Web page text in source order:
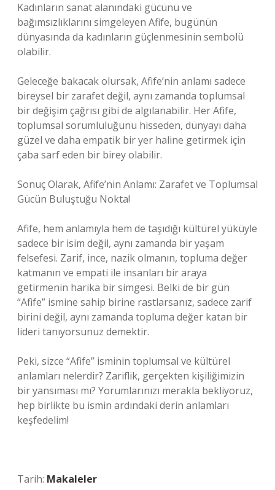
Kadınların sanat alanındaki gücünü ve
bağımsızlıklarını simgeleyen Afife, bugünün
dünyasında da kadınların güçlenmesinin sembolü
olabilir.
Geleceğe bakacak olursak, Afife’nin anlamı sadece
bireysel bir zarafet değil, aynı zamanda toplumsal
bir değişim çağrısı gibi de algılanabilir. Her Afife,
toplumsal sorumluluğunu hisseden, dünyayı daha
güzel ve daha empatik bir yer haline getirmek için
çaba sarf eden bir birey olabilir.
Sonuç Olarak, Afife’nin Anlamı: Zarafet ve Toplumsal
Gücün Buluştuğu Nokta!
Afife, hem anlamıyla hem de taşıdığı kültürel yüküyle
sadece bir isim değil, aynı zamanda bir yaşam
felsefesi. Zarif, ince, nazik olmanın, topluma değer
katmanın ve empati ile insanları bir araya
getirmenin harika bir simgesi. Belki de bir gün
“Afife” ismine sahip birine rastlarsanız, sadece zarif
birini değil, aynı zamanda topluma değer katan bir
lideri tanıyorsunuz demektir.
Peki, sizce “Afife” isminin toplumsal ve kültürel
anlamları nelerdir? Zariflik, gerçekten kişiliğimizin
bir yansıması mı? Yorumlarınızı merakla bekliyoruz,
hep birlikte bu ismin ardındaki derin anlamları
keşfedelim!
Tarih: Makaleler